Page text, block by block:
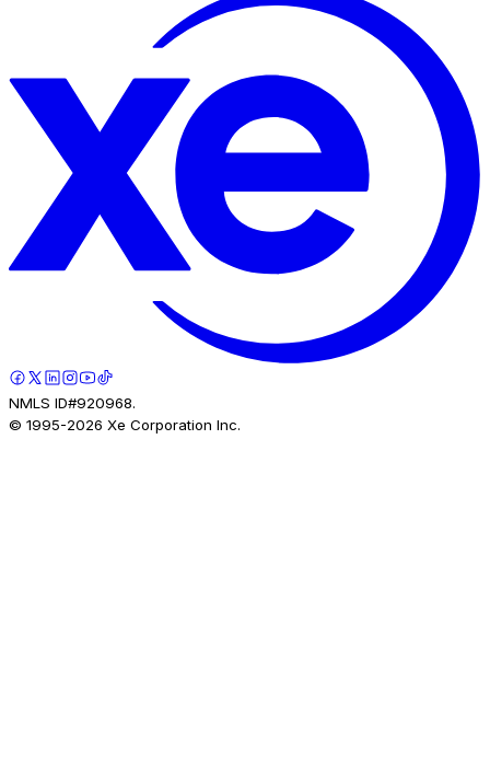
NMLS ID#920968.
© 1995-2026 Xe Corporation Inc.